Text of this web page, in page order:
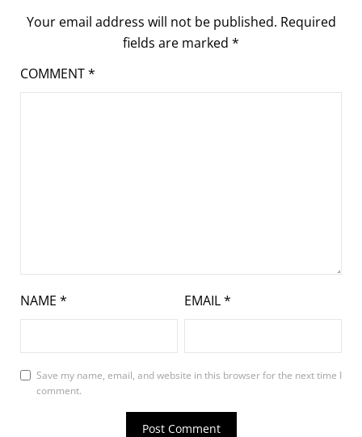
Your email address will not be published. Required
fields are marked *
COMMENT*
NAME * EMAIL*
Save my name, email, and website in this browser for the next time I
comment.